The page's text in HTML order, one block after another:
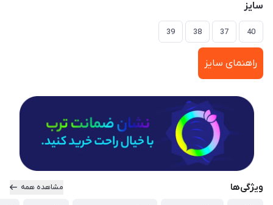
سایز
40
37
38
39
راهنمای سایز
ویژگی‌ها مشاهده همه